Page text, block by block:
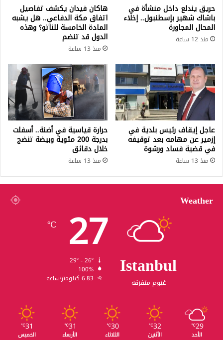
حريق يندلع داخل منشأة في
باشاك شهير بإسطنبول.. إخلاء
المحال المجاورة
منذ 12 ساعة
هاكان فيدان يكشف تفاصيل
اتفاق مكة الدفاعي.. هل يشبه
المادة الخامسة للناتو؟ وهذه
الدول قد تنضم
منذ 13 ساعة
عاجل إيقاف رئيس بلدية في
إزمير عن مهامه بعد توقيفه
في قضية فساد ورشوة
منذ 13 ساعة
حرارة قياسية في أضنة.. أسفلت
بدرجة 200 مئوية وبيضة تنضج
خلال دقائق
منذ 13 ساعة
Weather
Istanbul
غيوم متفرقة
27
℃
100%
6.83 كيلومتر/ساعة
29
℃
الأحد
32
℃
الأثنين
30
℃
الثلاثاء
31
℃
الأربعاء
31
℃
الخميس